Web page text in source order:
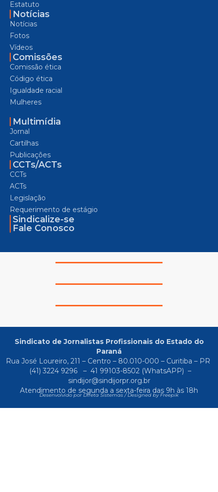
Estatuto
Notícias
Notícias
Fotos
Vídeos
Comissões
Comissão ética
Código ética
Igualdade racial
Mulheres
Multimídia
Jornal
Cartilhas
Publicações
CCTs/ACTs
CCTs
ACTs
Legislação
Requerimento de estágio
Sindicalize-se
Fale Conosco
Sindicato de Jornalistas Profissionais do Estado do
Paraná
Rua José Loureiro, 211 – Centro – 80.010-000 – Curitiba – PR
(41) 3224 9296
– 41 99103-8502(WhatsAPP) –
sindijor@sindijorpr.org.br
Atendimento de segunda a sexta-feira das 9h às 18h
Desenvolvido por Direta Sistemas /Designed by Freepik